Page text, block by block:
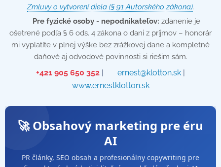
Zmluvy o vytvorení diela (§ 91 Autorského zákona).
Pre fyzické osoby - nepodnikateľov: zdanenie je
ošetrené podľa § 6 ods. 4 zákona o dani z príjmov – honorár
mi vyplatíte v plnej výške bez zrážkovej dane a kompletné
daňové aj odvodové povinnosti si riešim sám.
+421 905 650 352 | ✉️ ernest@klotton.sk | 🌐
www.ernestklotton.sk
🚀 Obsahový marketing pre éru
AI
PR články, SEO obsah a profesionálny copywriting pre